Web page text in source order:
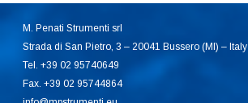
M. Penati Strumenti srl
Strada di San Pietro, 3 – 20041 Bussero (MI) – Italy
Tel. +39 02 95740649
Fax. +39 02 95744864